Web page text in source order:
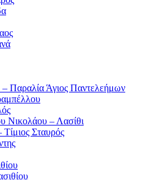
Παραλία Άγιος Παντελεήμων
Νικολάου – Λασίθι
Σταυρός